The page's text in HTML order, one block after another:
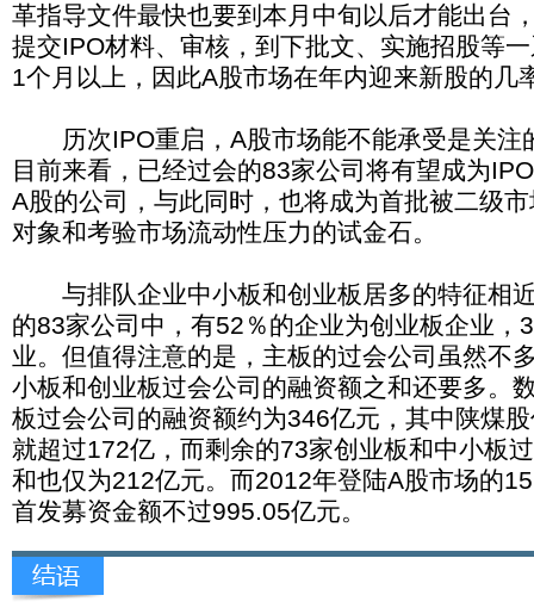
革指导文件最快也要到本月中旬以后才能出台
提交IPO材料、审核，到下批文、实施招股等
1个月以上，因此A股市场在年内迎来新股的几
历次IPO重启，A股市场能不能承受是关注
目前来看，已经过会的83家公司将有望成为
A股的公司，与此同时，也将成为首批被二级
对象和考验市场流动性压力的试金石。
与排队企业中小板和创业板居多的特征相
的83家公司中，有52％的企业为创业板企业，
业。但值得注意的是，主板的过会公司虽然不
小板和创业板过会公司的融资额之和还要多。
板过会公司的融资额约为346亿元，其中陕煤
就超过172亿，而剩余的73家创业板和中小板
和也仅为212亿元。而2012年登陆A股市场的
首发募资金额不过995.05亿元。